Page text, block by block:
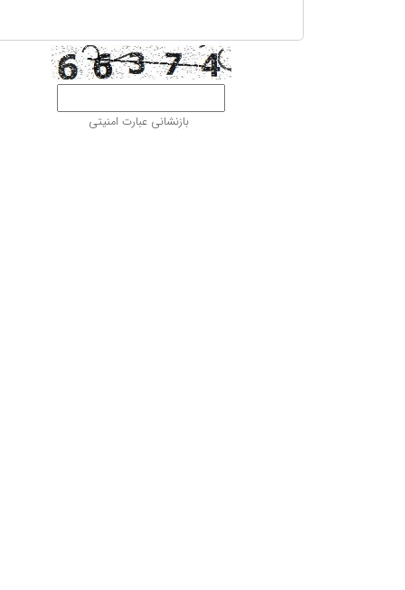
بازنشانی عبارت امنیتی